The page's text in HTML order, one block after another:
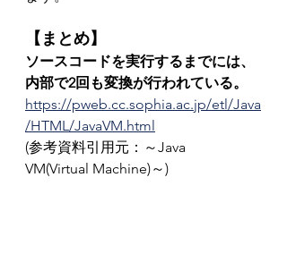
【まとめ】
ソースコードを実行するまでには、
内部で2回も変換が行われている。
https://pweb.cc.sophia.ac.jp/etl/Java
/HTML/JavaVM.html
(参考資料引用元：～Java
VM(Virtual Machine)～)